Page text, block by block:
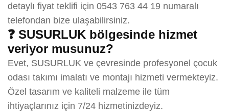
detaylı fiyat teklifi için 0543 763 44 19 numaralı
telefondan bize ulaşabilirsiniz.
❓ SUSURLUK bölgesinde hizmet
veriyor musunuz?
Evet, SUSURLUK ve çevresinde profesyonel çocuk
odası takımı imalatı ve montajı hizmeti vermekteyiz.
Özel tasarım ve kaliteli malzeme ile tüm
ihtiyaçlarınız için 7/24 hizmetinizdeyiz.